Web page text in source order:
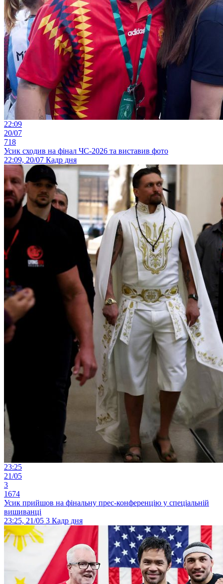
22:09
20/07
718
Усик сходив на фінал ЧС-2026 та виставив фото
22:09, 20/07 Кадр дня
23:25
21/05
3
1674
Усик прийшов на фінальну прес-конференцію у спеціальній
вишиванці
23:25, 21/05 3 Кадр дня